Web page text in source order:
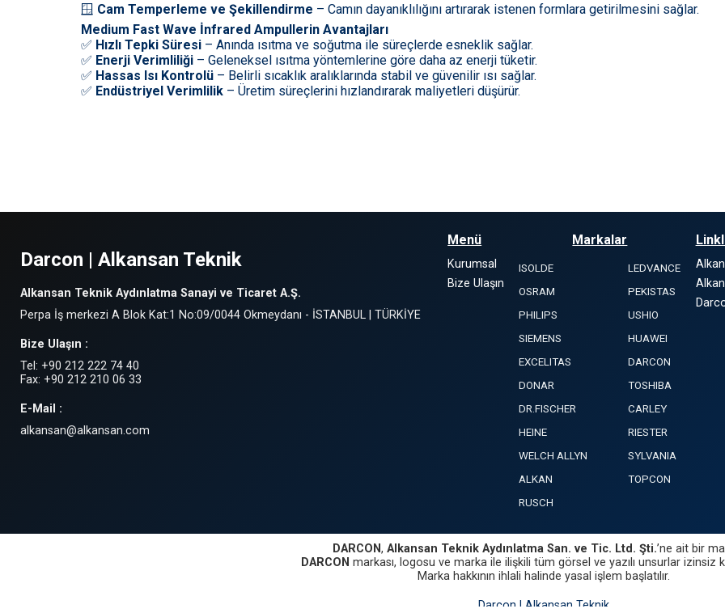
🪟 Cam Temperleme ve Şekillendirme – Camın dayanıklılığını artırarak istenen formlara getirilmesini sağlar.
Medium Fast Wave İnfrared Ampullerin Avantajları
✅ Hızlı Tepki Süresi – Anında ısıtma ve soğutma ile süreçlerde esneklik sağlar.
✅ Enerji Verimliliği – Geleneksel ısıtma yöntemlerine göre daha az enerji tüketir.
✅ Hassas Isı Kontrolü – Belirli sıcaklık aralıklarında stabil ve güvenilir ısı sağlar.
✅ Endüstriyel Verimlilik – Üretim süreçlerini hızlandırarak maliyetleri düşürür.
Darcon | Alkansan Teknik
Alkansan Teknik Aydınlatma Sanayi ve Ticaret A.Ş.
Perpa İş merkezi A Blok Kat:1 No:09/0044 Okmeydanı - İSTANBUL | TÜRKİYE
Bize Ulaşın :
Tel: +90 212 222 74 40
Fax: +90 212 210 06 33
E-Mail :
alkansan@alkansan.com
Menü
Kurumsal
Bize Ulaşın
Markalar
ISOLDE
LEDVANCE
OSRAM
PEKISTAS
PHILIPS
USHIO
SIEMENS
HUAWEI
EXCELITAS
DARCON
DONAR
TOSHIBA
DR.FISCHER
CARLEY
HEINE
RIESTER
WELCH ALLYN
SYLVANIA
ALKAN
TOPCON
RUSCH
DARCON, Alkansan Teknik Aydınlatma San. ve Tic. Ltd. Şti.’ne ait bir
DARCON markası, logosu ve marka ile ilişkili tüm görsel ve yazılı unsurlar izinsiz
Marka hakkının ihlali halinde yasal işlem başlatılır.
Darcon | Alkansan Teknik